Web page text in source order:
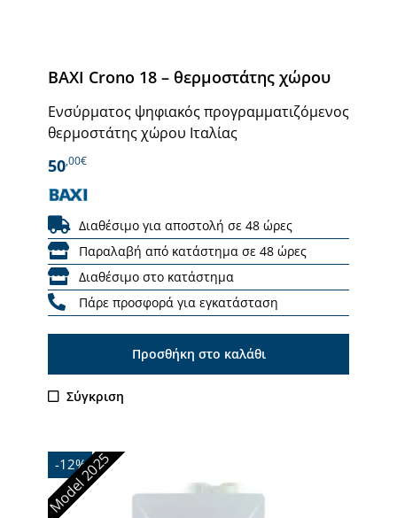
BAXI Crono 18 – θερμοστάτης χώρου
Ενσύρματος ψηφιακός προγραμματιζόμενος
θερμοστάτης χώρου Ιταλίας
50,00€
Διαθέσιμο για αποστολή σε 48 ώρες
Παραλαβή από κατάστημα σε 48 ώρες
Διαθέσιμο στο κατάστημα
Πάρε προσφορά για εγκατάσταση
Προσθήκη στο καλάθι
Σύγκριση
-12%
Model 2025